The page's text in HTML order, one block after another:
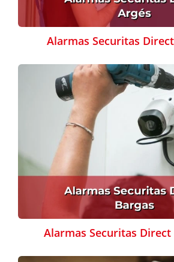
Alarmas Securitas
Alarmas Securitas Direct